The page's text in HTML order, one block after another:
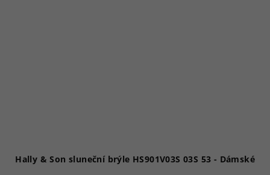
Hally & Son sluneční brýle HS901V03S 03S 53 - Dámské